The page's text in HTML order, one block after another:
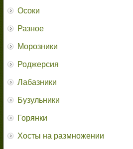
Осоки
Разное
Морозники
Роджерсия
Лабазники
Бузульники
Горянки
Хосты на размножении